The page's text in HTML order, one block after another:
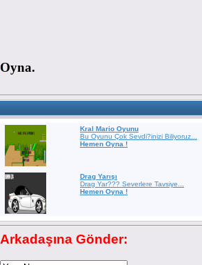
Oyna.
Kral Mario Oyunu
Bu Oyunu Çok Sevdi?inizi Biliyoruz...
Hemen Oyna !
Drag Yarışı
Drag Yar??? Severlere Tavsiye...
Hemen Oyna !
Arkadaşına Gönder: